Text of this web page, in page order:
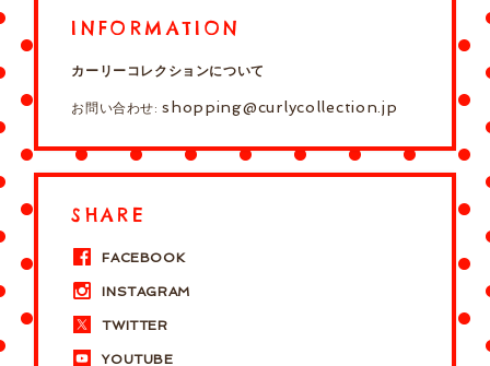
INFORMATION
カーリーコレクションについて
お問い合わせ:shopping@curlycollection.jp
SHARE
FACEBOOK
INSTAGRAM
TWITTER
YOUTUBE